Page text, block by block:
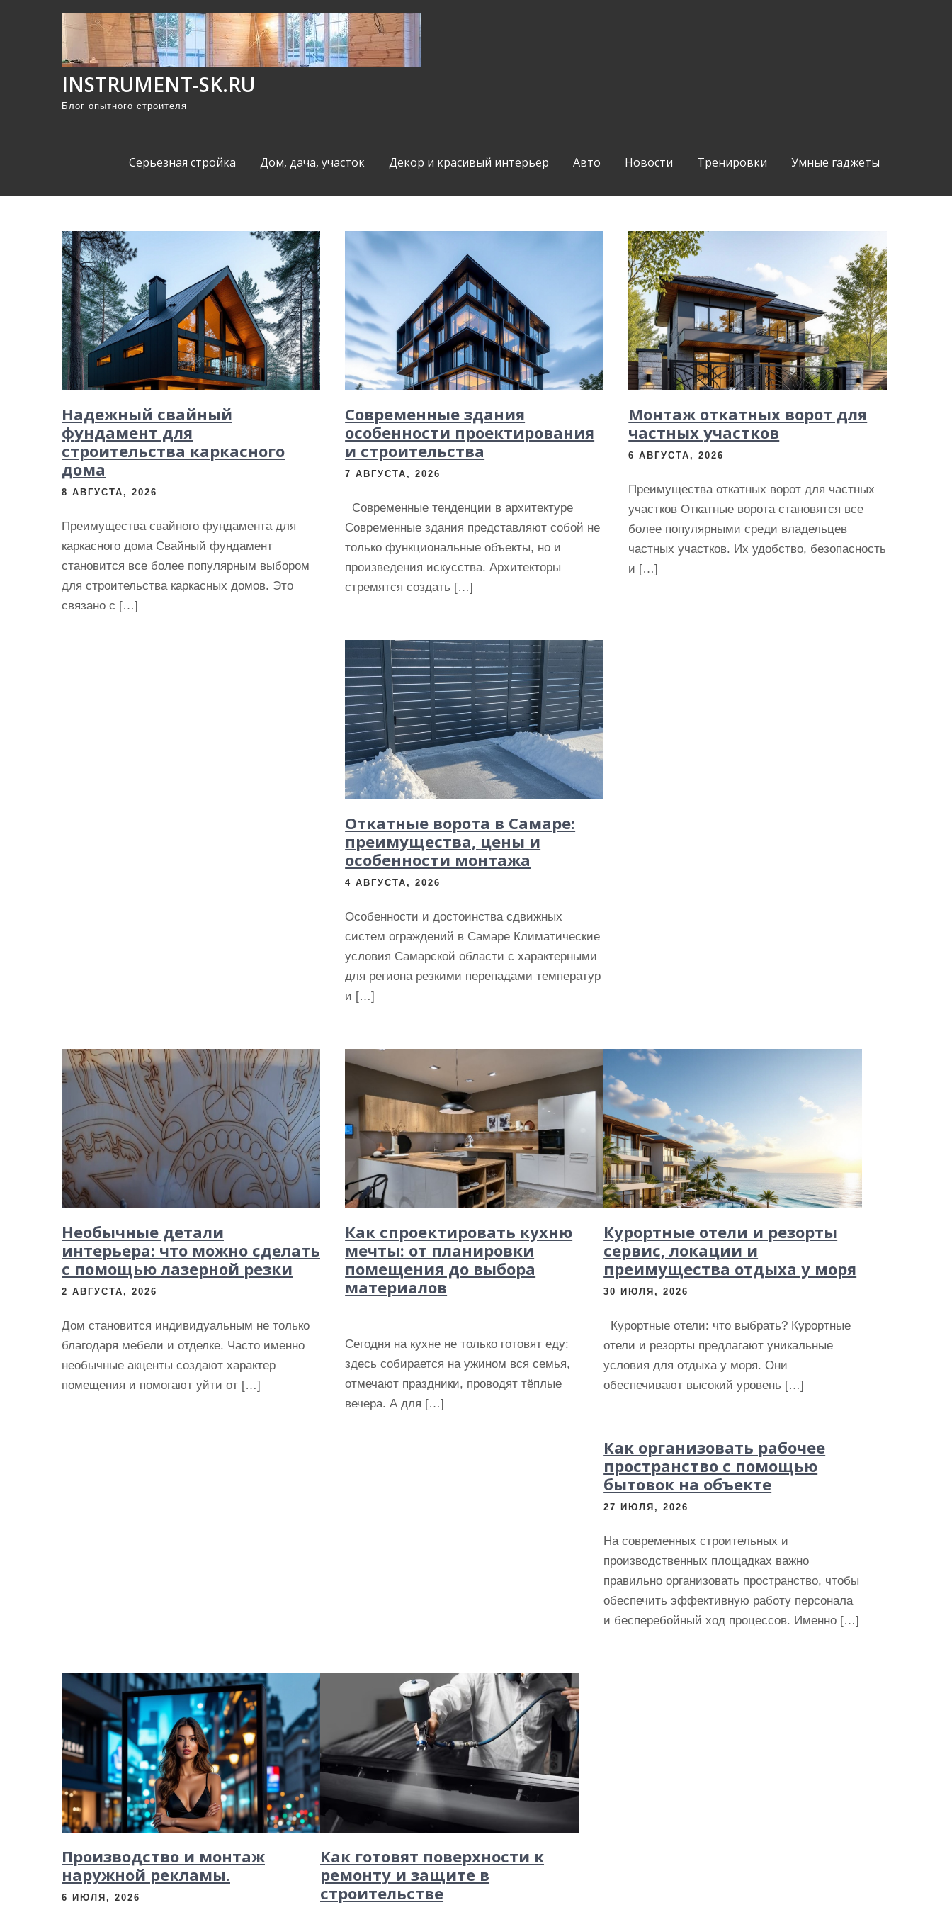
INSTRUMENT-SK.RU
Блог опытного строителя
Серьезная стройка Дом, дача, участок Декор и красивый интерьер Авто Новости Тренировки Умные гаджеты
Надежный свайный
фундамент для
строительства каркасного
дома
8 АВГУСТА, 2026
Преимущества свайного фундамента для
каркасного дома Свайный фундамент
становится все более популярным выбором
для строительства каркасных домов. Это
связано с […]
Современные здания
особенности проектирования
и строительства
7 АВГУСТА, 2026
Современные тенденции в архитектуре
Современные здания представляют собой не
только функциональные объекты, но и
произведения искусства. Архитекторы
стремятся создать […]
Монтаж откатных ворот для
частных участков
6 АВГУСТА, 2026
Преимущества откатных ворот для частных
участков Откатные ворота становятся все
более популярными среди владельцев
частных участков. Их удобство, безопасность
и […]
Откатные ворота в Самаре:
преимущества, цены и
особенности монтажа
4 АВГУСТА, 2026
Особенности и достоинства сдвижных
систем ограждений в Самаре Климатические
условия Самарской области с характерными
для региона резкими перепадами температур
и […]
Необычные детали
интерьера: что можно сделать
с помощью лазерной резки
2 АВГУСТА, 2026
Дом становится индивидуальным не только
благодаря мебели и отделке. Часто именно
необычные акценты создают характер
помещения и помогают уйти от […]
Как спроектировать кухню
мечты: от планировки
помещения до выбора
материалов
Сегодня на кухне не только готовят еду:
здесь собирается на ужином вся семья,
отмечают праздники, проводят тёплые
вечера. А для […]
Курортные отели и резорты
сервис, локации и
преимущества отдыха у моря
30 ИЮЛЯ, 2026
Курортные отели: что выбрать? Курортные
отели и резорты предлагают уникальные
условия для отдыха у моря. Они
обеспечивают высокий уровень […]
Как организовать рабочее
пространство с помощью
бытовок на объекте
27 ИЮЛЯ, 2026
На современных строительных и
производственных площадках важно
правильно организовать пространство, чтобы
обеспечить эффективную работу персонала
и бесперебойный ход процессов. Именно […]
Производство и монтаж
наружной рекламы.
6 ИЮЛЯ, 2026
Как готовят поверхности к
ремонту и защите в
строительстве